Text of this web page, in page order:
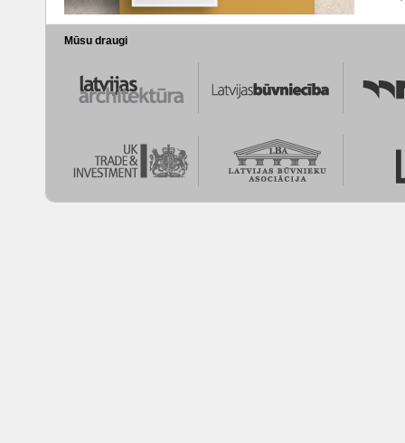
Mūsu draugi